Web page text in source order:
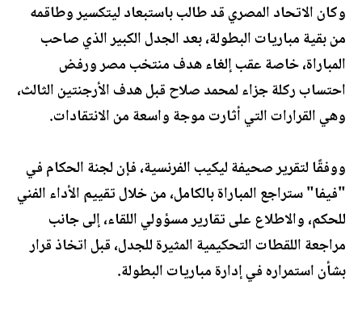
وكان الاتحاد المصري قد طالب باستبعاد ليتكسير وطاقمه
من بقية مباريات البطولة، بعد الجدل الكبير الذي صاحب
المباراة، خاصة عقب إلغاء هدف منتخب مصر ورفض
احتساب ركلة جزاء لمحمد صلاح قبل هدف الأرجنتين الثالث،
وهي القرارات التي أثارت موجة واسعة من الانتقادات.
ووفقًا لتقرير صحيفة ليكيب الفرنسية، فإن لجنة الحكام في
"فيفا" ستراجع المباراة بالكامل، من خلال تقييم الأداء الفني
للحكم، والاطلاع على تقارير مسؤولي اللقاء، إلى جانب
مراجعة اللقطات التحكيمية المثيرة للجدل، قبل اتخاذ قرار
بشأن استمراره في إدارة مباريات البطولة.